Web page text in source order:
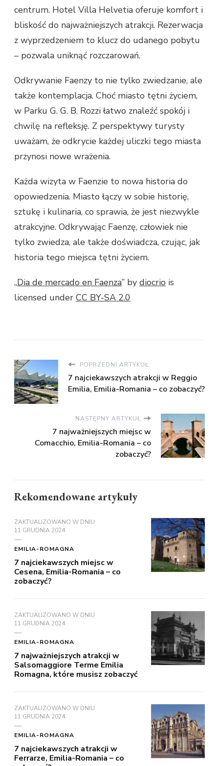
centrum. Hotel Villa Helvetia oferuje komfort i
bliskość do najważniejszych atrakcji. Rezerwacja
z wyprzedzeniem to klucz do udanego pobytu
– pozwala uniknąć rozczarowań.
Odkrywanie Faenzy to nie tylko zwiedzanie, ale
także kontemplacja. Choć miasto tętni życiem,
w Parku G. G. B. Rozzi łatwo znaleźć spokój i
chwilę na refleksję. Z perspektywy turysty
uważam, że odkrycie każdej uliczki tego miasta
przynosi nowe wrażenia.
Każda wizyta w Faenzie to nowa historia do
opowiedzenia. Miasto łączy w sobie historię,
sztukę i kulinaria, co sprawia, że jest niezwykle
atrakcyjne. Odkrywając Faenzę, człowiek nie
tylko zwiedza, ale także doświadcza, czując, jak
historia tego miejsca tętni życiem.
„Dia de mercado en Faenza” by diocrio is
licensed under CC BY-SA 2.0
POPRZEDNI ARTYKUŁ
7 najciekawszych atrakcji w Reggio
Emilia, Emilia-Romania – co zobaczyć?
NASTĘPNY ARTYKUŁ
7 najważniejszych miejsc w
Comacchio, Emilia-Romania – co
zobaczyć?
Rekomendowane artykuły
ZAKTUALIZOWANO W DNIU
11 GRUDNIA 2024
EMILIA-ROMAGNA
7 najciekawszych miejsc w
Cesena, Emilia-Romania – co
zobaczyć?
ZAKTUALIZOWANO W DNIU
11 GRUDNIA 2024
EMILIA-ROMAGNA
7 najważniejszych atrakcji w
Salsomaggiore Terme Emilia
Romagna, które musisz zobaczyć
ZAKTUALIZOWANO W DNIU
11 GRUDNIA 2024
EMILIA-ROMAGNA
7 najciekawszych atrakcji w
Ferrarze, Emilia-Romania – co